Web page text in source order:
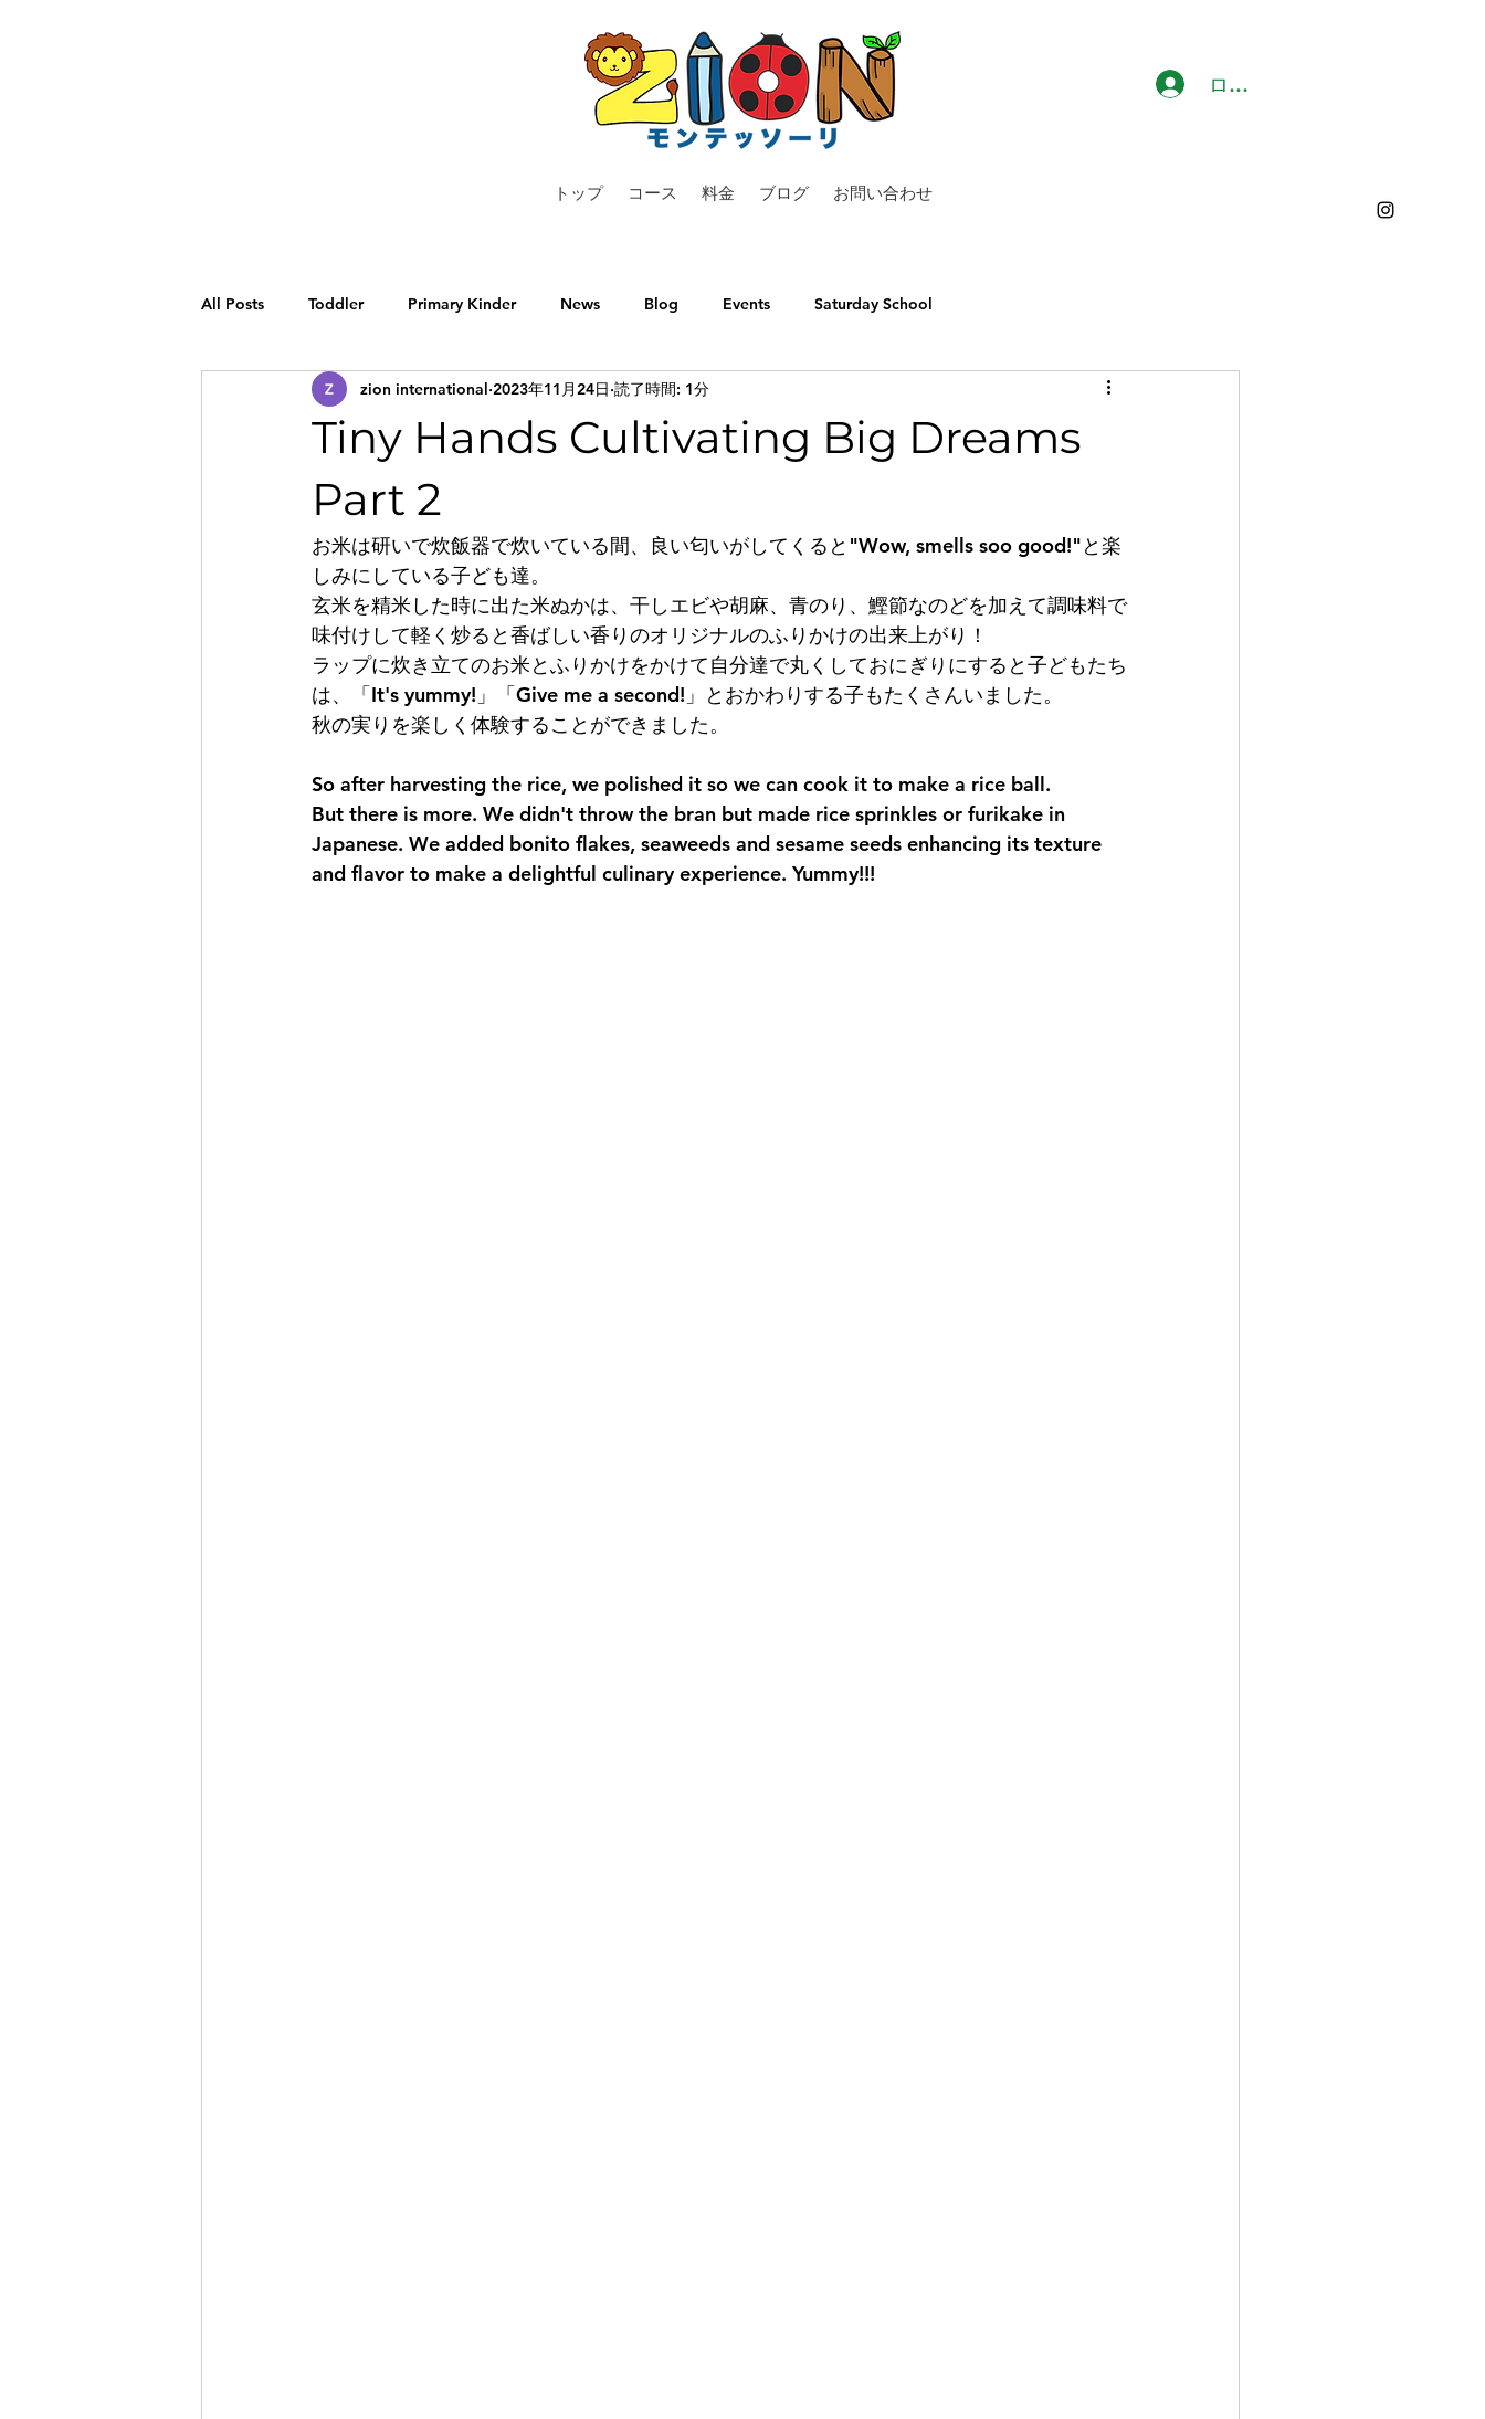
ログイン
トップ コース 料金 ブログ お問い合わせ
All Posts Toddler Primary Kinder News Blog Events Saturday School
Tiny Hands Cultivating Big Dreams
Part 2
zion international 2023年11月24日 読了時間: 1分
お米は研いで炊飯器で炊いている間、良い匂いがしてくると"Wow, smells soo good!"と楽
しみにしている子ども達。
玄米を精米した時に出た米ぬかは、干しエビや胡麻、青のり、鰹節なのどを加えて調味料で
味付けして軽く炒ると香ばしい香りのオリジナルのふりかけの出来上がり！
ラップに炊き立てのお米とふりかけをかけて自分達で丸くしておにぎりにすると子どもたち
は、「It's yummy!」「Give me a second!」とおかわりする子もたくさんいました。
秋の実りを楽しく体験することができました。
So after harvesting the rice, we polished it so we can cook it to make a rice ball.
But there is more. We didn't throw the bran but made rice sprinkles or furikake in
Japanese. We added bonito flakes, seaweeds and sesame seeds enhancing its texture
and flavor to make a delightful culinary experience. Yummy!!!